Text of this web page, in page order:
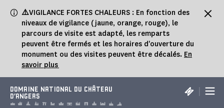
⚠️VIGILANCE FORTES CHALEURS : En fonction des
niveaux de vigilance (jaune, orange, rouge), le
parcours de visite est adapté, les remparts
peuvent être fermés et les horaires d'ouverture du
monument ou des visites peuvent être décalés. En
savoir plus
DOMAINE NATIONAL DU CHÂTEAU
D'ANGERS
|